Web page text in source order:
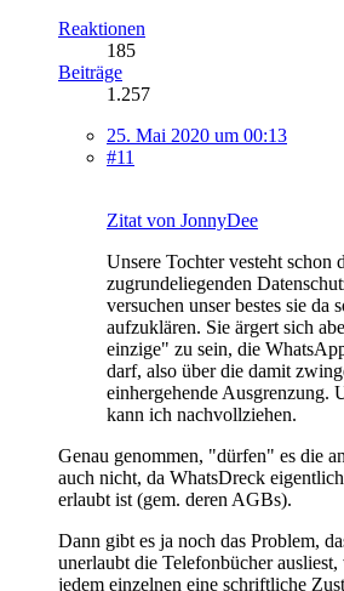
Reaktionen
185
Beiträge
1.257
25. Mai 2020 um 00:13
#11
Zitat von JonnyDee
Unsere Tochter vesteht schon
zugrundeliegenden
versuchen unser bestes sie da
aufzuklären. Sie ärgert sich
einzige" zu sein, die
darf, also über die damit
einhergehende Ausgrenzung.
kann ich nachvollziehen.
Genau genommen, "dürfen" es die
auch nicht, da WhatsDreck
erlaubt ist (gem. deren AGBs).
Dann gibt es ja noch das Problem,
unerlaubt die Telefonbücher
jedem einzelnen eine schriftliche